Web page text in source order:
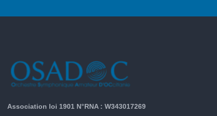
Association loi 1901 N°RNA : W343017269